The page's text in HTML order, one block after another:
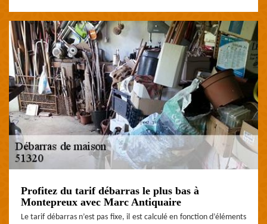
Profitez du tarif débarras le plus bas à
Montepreux avec Marc Antiquaire
Le tarif débarras n’est pas fixe, il est calculé en fonction d’éléments